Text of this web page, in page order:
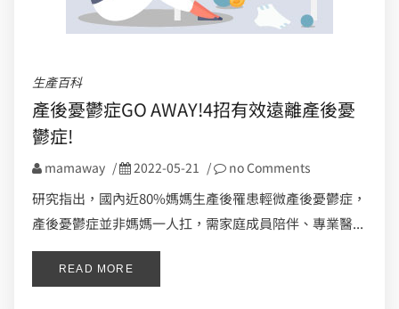
生產百科
產後憂鬱症GO AWAY!4招有效遠離產後憂
鬱症!
mamaway / 2022-05-21 / no Comments
研究指出，國內近80%媽媽生產後罹患輕微產後憂鬱症，
產後憂鬱症並非媽媽一人扛，需家庭成員陪伴、專業醫...
READ MORE